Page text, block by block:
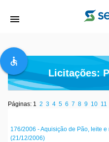
menu
accessible
Licitações:
Páginas: 1 2 3 4 5 6 7 8 9 10 11
176/2006 - Aquisição de Pão, leite
(21/12/2006)